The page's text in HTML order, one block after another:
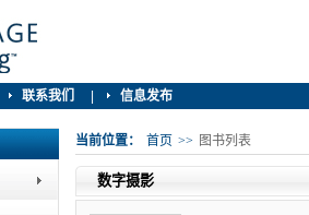
联系我们 信息发布
当前位置： 首页 >> 图书列表
数字摄影